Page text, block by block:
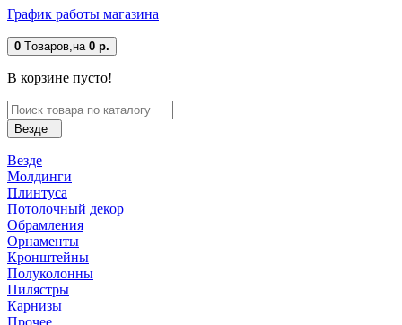
График работы магазина
0 Tоваров, на 0 р.
В корзине пусто!
Везде
Везде
Молдинги
Плинтуса
Потолочный декор
Обрамления
Орнаменты
Кронштейны
Полуколонны
Пилястры
Карнизы
Прочее